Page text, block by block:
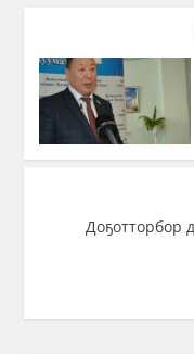
Доҕотторбор